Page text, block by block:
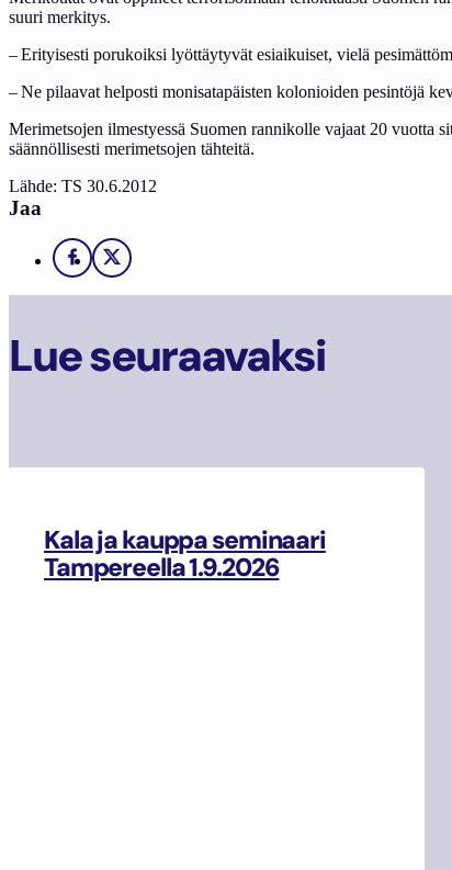
suuri merkitys.
– Erityisesti porukoiksi lyöttäytyvät esiaikuiset, vielä
– Ne pilaavat helposti monisatapäisten kolonioiden pesintöjä
Merimetsojen ilmestyessä Suomen rannikolle vajaat 20 vuotta
säännöllisesti merimetsojen tähteitä.
Lähde: TS 30.6.2012
Jaa
Facebook
X
Lue seuraavaksi
Kala ja kauppa seminaari
Tampereella 1.9.2026